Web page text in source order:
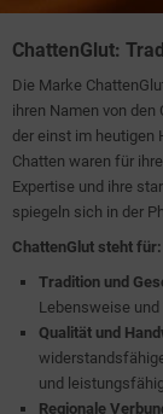
ChattenGlut:
Die Marke
ihren Namen von den
der einst im heutigen
Chatten waren für
Expertise und ihre
spiegeln sich in der
ChattenGlut steht für:
Tradition und
Lebensweise und
Qualität und
und
Regionale